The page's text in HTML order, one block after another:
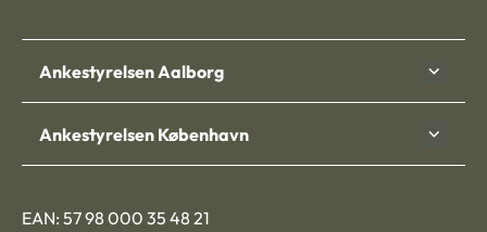
Ankestyrelsen Aalborg
Ankestyrelsen København
EAN: 57 98 000 35 48 21